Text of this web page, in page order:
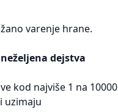
varenje hrane.
dejstva
kod najviše 1 na 10000
uzimaju